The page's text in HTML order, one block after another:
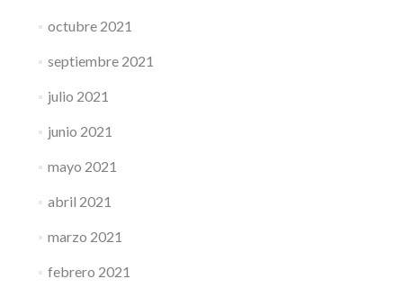
octubre 2021
septiembre 2021
julio 2021
junio 2021
mayo 2021
abril 2021
marzo 2021
febrero 2021